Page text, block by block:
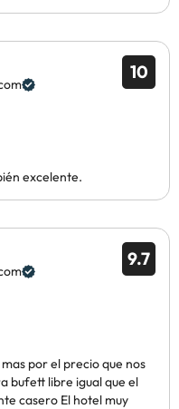
10
excelente.
9.7
por el precio que nos
bufett libre igual que el
casero El hotel muy